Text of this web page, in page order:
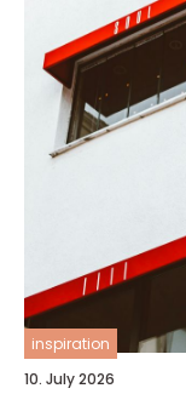
inspiration
10. July 2026